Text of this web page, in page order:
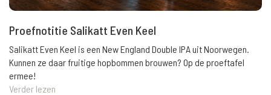
Proefnotitie Salikatt Even Keel
Salikatt Even Keel is een New England Double IPA uit Noorwegen.
Kunnen ze daar fruitige hopbommen brouwen? Op de proeftafel
ermee!
Verder lezen